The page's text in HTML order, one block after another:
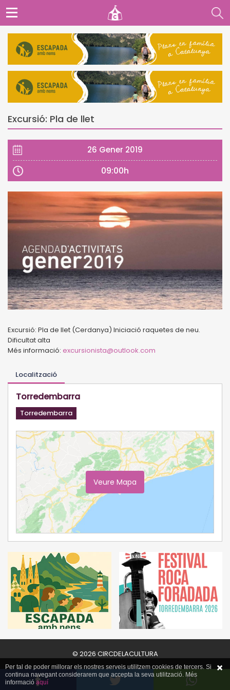
Excursió: Pla de llet
26 Gener 2019
09:00h
Excursió: Pla de llet (Cerdanya) Iniciació raquetes de neu.
Dificultat alta
Més informació: excursionista@outlook.com
Localització
Torredembarra
Torredembarra
Veure Mapa
© 2026 CIRCDELACULTURA
Per tal de poder millorar els nostres serveis utilitzem cookies de tercers. Si
continua navegant considerarem que accepta la seva utilització. Més
informacióaquí